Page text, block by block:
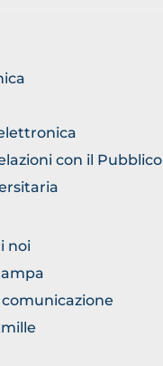
con il Pubblico
noi